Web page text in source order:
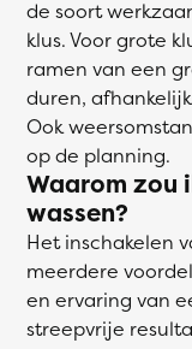
de soort
klus. Voor grote
ramen van een
duren,
Ook
op de planning.
Waarom zou
wassen?
Het inschakelen
meerdere
en ervaring van
streepvrije